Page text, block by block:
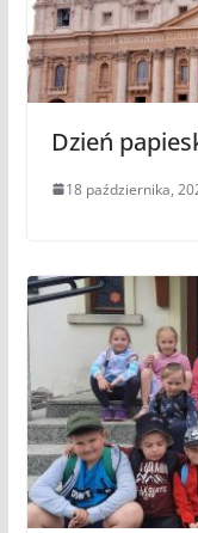
Dzień
18 października,